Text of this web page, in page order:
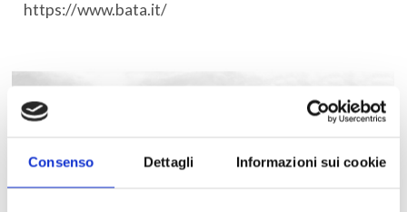
Consenso Dettagli Informazioni sui cookie
https://www.bata.it/